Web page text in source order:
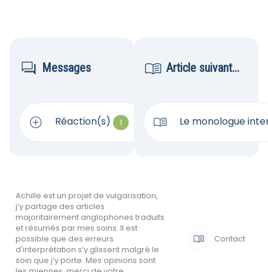
 Messages
 Réaction(s) 1
 Article suivant...
 Le monologue
Achille est un projet de vulgarisation,
j’y partage des articles
majoritairement anglophones traduits
et résumés par mes soins. Il est
possible que des erreurs
d'interprétation s’y glissent malgré le
soin que j’y porte. Mes opinions sont
 Contact